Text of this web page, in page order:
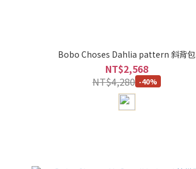
Bobo Choses Dahlia pattern 斜背包
NT$2,568
NT$4,280 -40%